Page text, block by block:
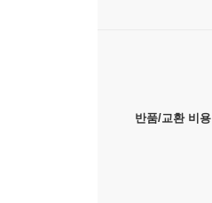
반품/교환 비용